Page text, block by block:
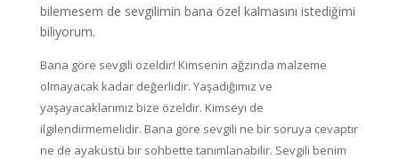
bilemesem de sevgilimin bana özel kalmasını istediğimi
biliyorum.
Bana göre sevgili özeldir! Kimsenin ağzında malzeme
olmayacak kadar değerlidir. Yaşadığımız ve
yaşayacaklarımız bize özeldir. Kimseyi de
ilgilendirmemelidir. Bana göre sevgili ne bir soruya cevaptır
ne de ayaküstü bir sohbette tanımlanabilir. Sevgili benim